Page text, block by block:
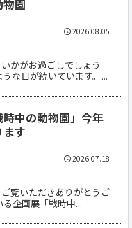
園
かがお過ごしでしょう
な日が続いています。...
2026.08.05
中の動物園」今年
す
覧いただきありがとうご
企画展「戦時中...
2026.07.18